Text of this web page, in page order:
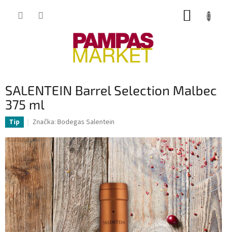
SALENTEIN Barrel Selection Malbec
375 ml
Tip Značka: Bodegas Salentein